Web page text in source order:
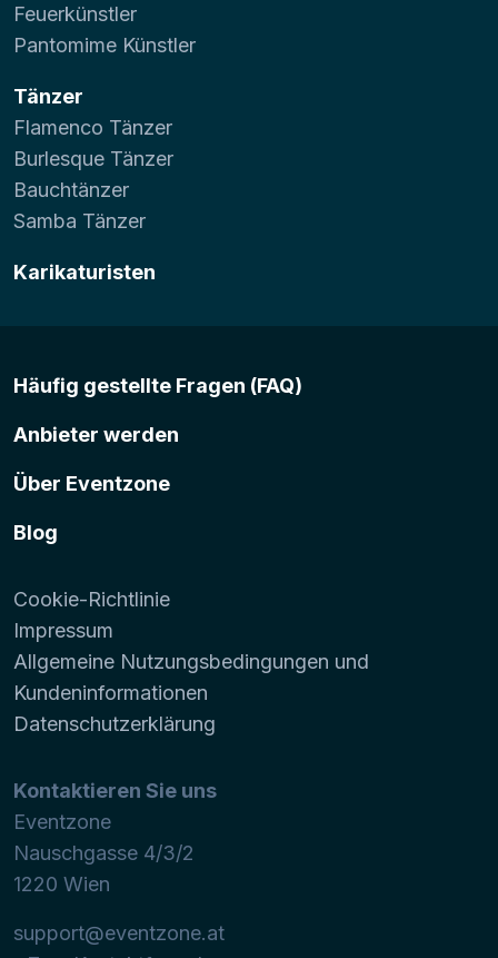
Feuerkünstler
Pantomime Künstler
Tänzer
Flamenco Tänzer
Burlesque Tänzer
Bauchtänzer
Samba Tänzer
Karikaturisten
Häufig gestellte Fragen (FAQ)
Anbieter werden
Über Eventzone
Blog
Cookie-Richtlinie
Impressum
Allgemeine Nutzungsbedingungen und
Kundeninformationen
Datenschutzerklärung
Kontaktieren Sie uns
Eventzone
Nauschgasse 4/3/2
1220 Wien
support@eventzone.at